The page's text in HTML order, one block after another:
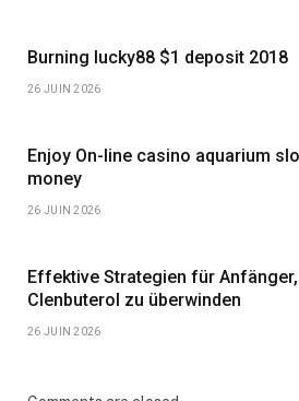
Burning lucky88 $1 deposit 2018
26 JUIN 2026
Enjoy On-line casino aquarium
money
26 JUIN 2026
Effektive Strategien für
Clenbuterol zu überwinden
26 JUIN 2026